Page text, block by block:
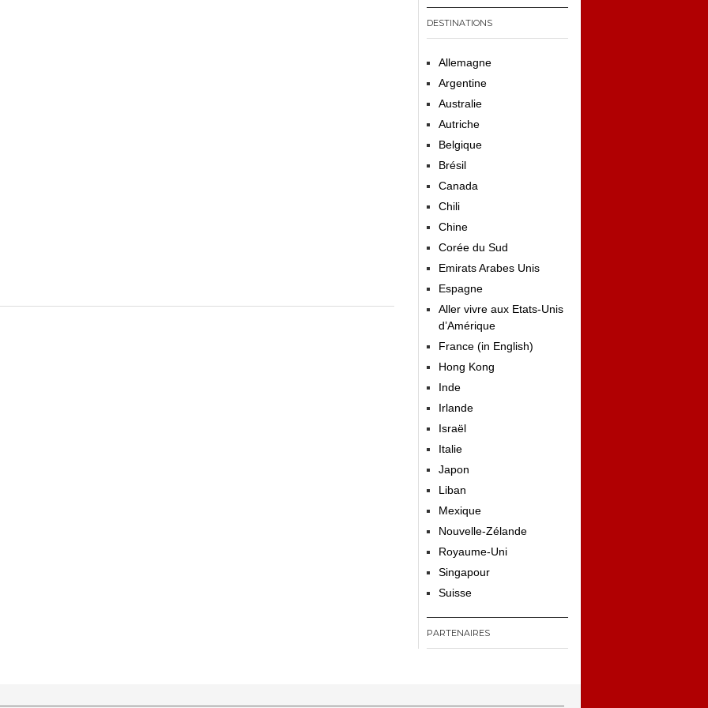
DESTINATIONS
Allemagne
Argentine
Australie
Autriche
Belgique
Brésil
Canada
Chili
Chine
Corée du Sud
Emirats Arabes Unis
Espagne
Aller vivre aux Etats-Unis
d’Amérique
France (in English)
Hong Kong
Inde
Irlande
Israël
Italie
Japon
Liban
Mexique
Nouvelle-Zélande
Royaume-Uni
Singapour
Suisse
PARTENAIRES